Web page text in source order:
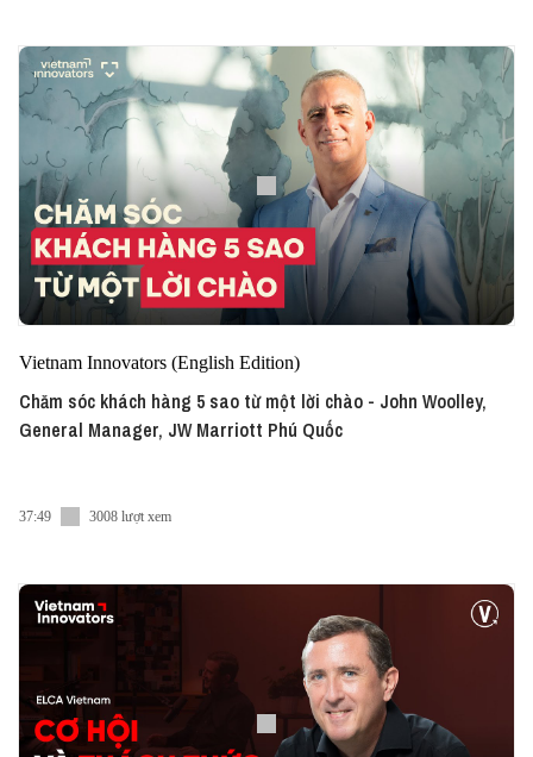
Vietnam Innovators (English Edition)
Chăm sóc khách hàng 5 sao từ một lời chào - John Woolley,
General Manager, JW Marriott Phú Quốc
37:49 3008 lượt xem